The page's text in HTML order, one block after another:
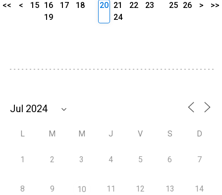
<< < 15 16 17
18
19
20 21 22
23
24
25 26 > >>
L M M J V S D
1 2 3 4 5 6 7
8 9 10 11 12 13 14